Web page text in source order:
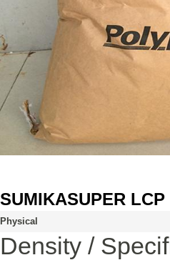
SUMIKASUPER LCP
Physical
Density /